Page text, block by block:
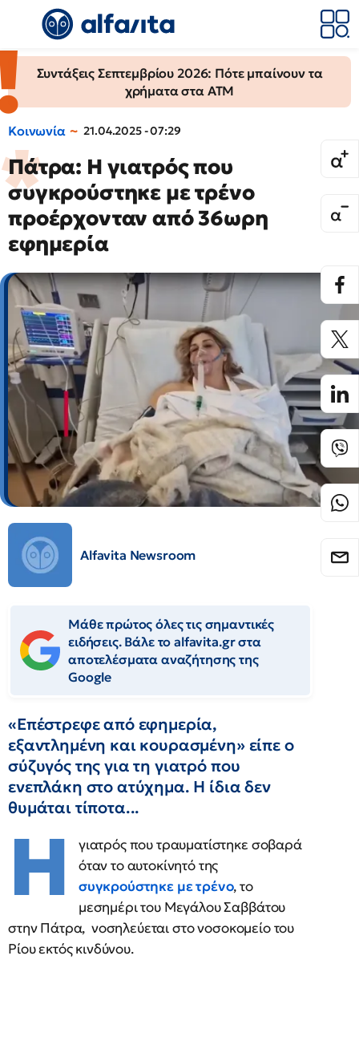
Συντάξεις Σεπτεμβρίου 2026: Πότε μπαίνουν τα
χρήματα στα ΑΤΜ
Κοινωνία 21.04.2025 - 07:29
Πάτρα: Η γιατρός που
συγκρούστηκε με τρένο
προέρχονταν από 36ωρη
εφημερία
Alfavita Newsroom
Μάθε πρώτος όλες τις σημαντικές
ειδήσεις. Βάλε το alfavita.gr στα
αποτελέσματα αναζήτησης της
Google
«Επέστρεφε από εφημερία,
εξαντλημένη και κουρασμένη» είπε ο
σύζυγός της για τη γιατρό που
ενεπλάκη στο ατύχημα. Η ίδια δεν
θυμάται τίποτα...
Η
γιατρός που τραυματίστηκε σοβαρά
όταν το αυτοκίνητό της
συγκρούστηκε με τρένο, το
μεσημέρι του Μεγάλου Σαββάτου
στην Πάτρα, νοσηλεύεται στο νοσοκομείο του
Ρίου εκτός κινδύνου.